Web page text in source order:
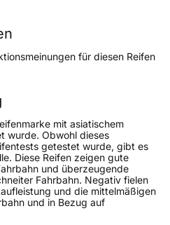
h
für diesen Reifen
mit asiatischem
wurde. Obwohl dieses
getestet wurde, gibt es
Diese Reifen zeigen gute
und überzeugende
Fahrbahn. Negativ fielen
und die mittelmäßigen
und in Bezug auf